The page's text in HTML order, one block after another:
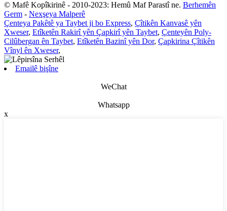
© Mafê Kopîkirinê - 2010-2023: Hemû Maf Parastî ne. Berhemên
Germ - Nexşeya Malperê
Çenteya Pakêtê ya Taybet ji bo Express, Çîtikên Kanvasê yên
Xweser, Etîketên Rakirî yên Çapkirî yên Taybet, Çenteyên Poly-
Cilûbergan ên Taybet, Etîketên Bazinî yên Dor, Çapkirina Çîtikên
Vînyl ên Xweser,
Emailê bişîne
WeChat
Whatsapp
x